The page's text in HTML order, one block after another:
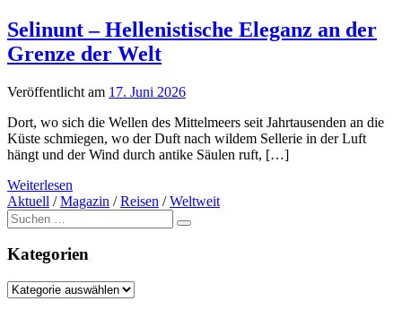
Selinunt – Hellenistische Eleganz an der
Grenze der Welt
Veröffentlicht am 17. Juni 2026
Dort, wo sich die Wellen des Mittelmeers seit Jahrtausenden an die
Küste schmiegen, wo der Duft nach wildem Sellerie in der Luft
hängt und der Wind durch antike Säulen ruft, […]
Weiterlesen
Aktuell /Magazin /Reisen /Weltweit
Suche
nach:
Kategorien
Kategorien